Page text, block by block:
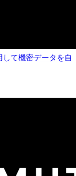
て機密データを自